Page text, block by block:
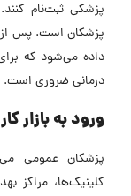
پزشکی ثبت‌نام
پزشکان است.پس
داده می‌شود که
درمانی ضروری است.
ورود به بازار
پزشکان عمومی
کلینیک‌ها، مراکز